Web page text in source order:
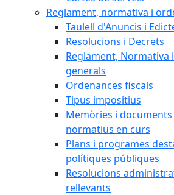
Reglament, normativa i
Taulell d'Anuncis i
Resolucions i Decrets
Reglament, Normativa
generals
Ordenances fiscals
Tipus impositius
Memòries i
normatius en curs
Plans i programes
polítiques públiques
Resolucions
rellevants